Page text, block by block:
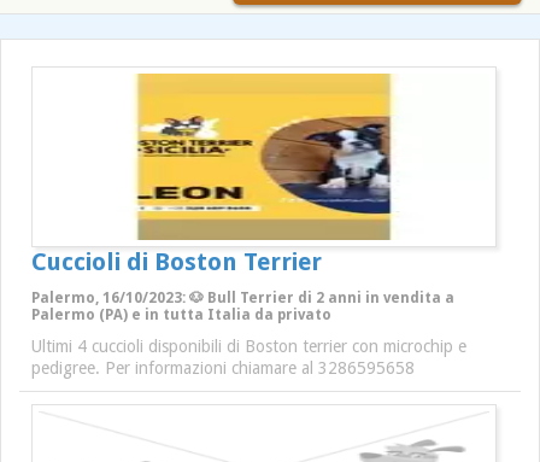
Cuccioli di Boston Terrier
Palermo, 16/10/2023: 🐶 Bull Terrier di 2 anni in vendita a
Palermo (PA) e in tutta Italia da privato
Ultimi 4 cuccioli disponibili di Boston terrier con microchip e
pedigree. Per informazioni chiamare al 3286595658